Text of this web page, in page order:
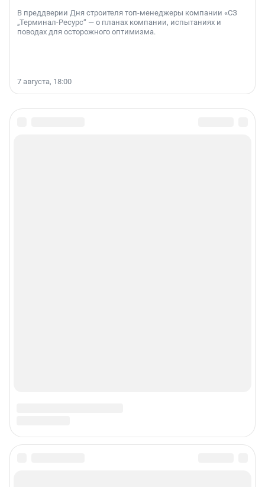
В преддверии Дня строителя топ-менеджеры компании «СЗ
„Терминал-Ресурс“ — о планах компании, испытаниях и
поводах для осторожного оптимизма.
7 августа, 18:00